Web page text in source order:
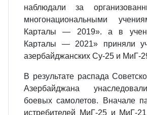
наблюдали за
многонациональными
Карталы — 2019». а в
Карталы — 2021» приняли
азербайджанских Су-25 и МиГ-
В результате распада
Азербайджана
боевых самолетов. Вначале
истребителей МиГ-25 и МиГ-